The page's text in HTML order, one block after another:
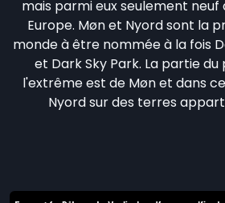
mais parmi eux seulement
Europe. Møn et Nyord sont la
monde à être nommée à la fois
et Dark Sky Park. La partie
l'extrême est de Møn et dans
Nyord sur des terres